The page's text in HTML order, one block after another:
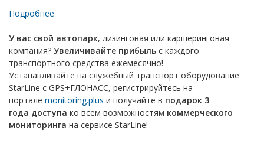
Подробнее
У вас свой автопарк, лизинговая или каршеринговая
компания? Увеличивайте прибыль с каждого
транспортного средства ежемесячно!
Устанавливайте на служебный транспорт оборудование
StarLine с GPS+ГЛОНАСС, регистрируйтесь на
портале monitoring.plus и получайте в подарок 3
года доступа ко всем возможностям коммерческого
мониторинга на сервисе StarLine!